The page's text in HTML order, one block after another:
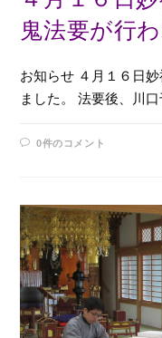
鬼法要が行
お知らせ ４月１６日
ました。 法要後、川
0件のコメント